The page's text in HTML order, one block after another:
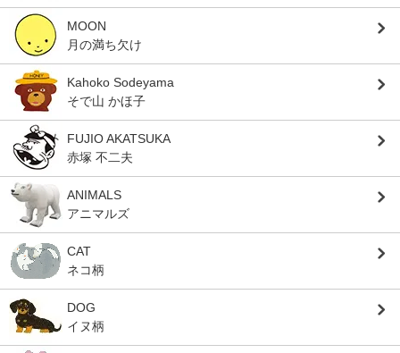
MOON
月の満ち欠け
Kahoko Sodeyama
そで山 かほ子
FUJIO AKATSUKA
赤塚 不二夫
ANIMALS
アニマルズ
CAT
ネコ柄
DOG
イヌ柄